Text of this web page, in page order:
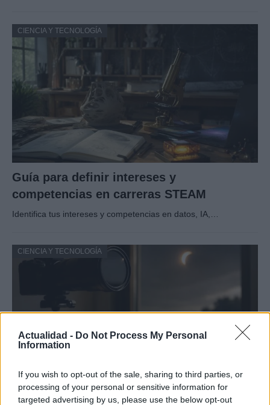
Actualidad - Do Not Process My Personal
Information
If you wish to opt-out of the sale, sharing to third parties, or
processing of your personal or sensitive information for
targeted advertising by us, please use the below opt-out
CIENCIA Y TECNOLOGÍA
Guía para definir intereses y
competencias en carreras STEAM
Identifica tus intereses y competencias en datos, IA,…
CIENCIA Y TECNOLOGÍA
Protocolos de seguridad ocular y